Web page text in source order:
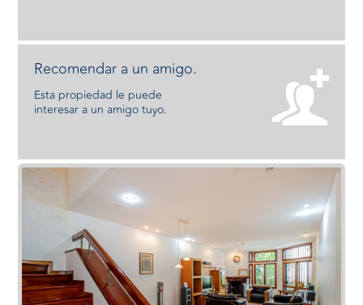
Recomendar a un amigo.
Esta propiedad le puede
interesar a un amigo tuyo.